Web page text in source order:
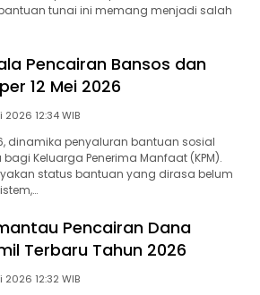
tunai ini memang menjadi salah
Pencairan Bansos dan
12 Mei 2026
Selasa, 12 Mei 2026 12:34 WIB
dinamika penyaluran bantuan sosial
Keluarga Penerima Manfaat (KPM).
status bantuan yang dirasa belum
Pencairan Dana
Terbaru Tahun 2026
Selasa, 12 Mei 2026 12:32 WIB